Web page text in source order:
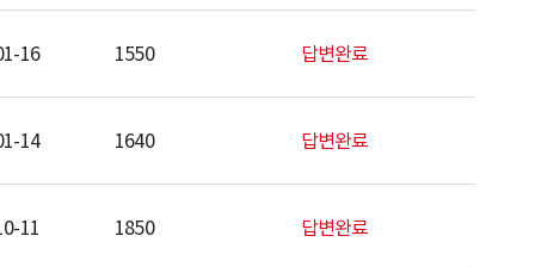
16 1550 답변완료
14 1640 답변완료
11 1850 답변완료